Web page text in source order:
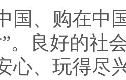
、购在中国
。良好的社
心、玩得尽